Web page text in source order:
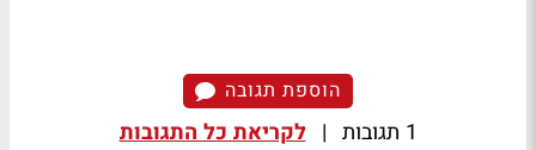
הוספת תגובה
1 תגובות | לקריאת כל התגובות